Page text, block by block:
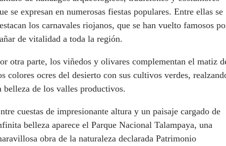
se expresan en numerosas fiestas populares. Entre ellas se
los carnavales riojanos, que se han vuelto famosos
de vitalidad a toda la región.
otra parte, los viñedos y olivares complementan el matiz
colores ocres del desierto con sus cultivos verdes,
belleza de los valles productivos.
cuestas de impresionante altura y un paisaje cargado de
belleza aparece el Parque Nacional Talampaya, una
obra de la naturaleza declarada Patrimonio